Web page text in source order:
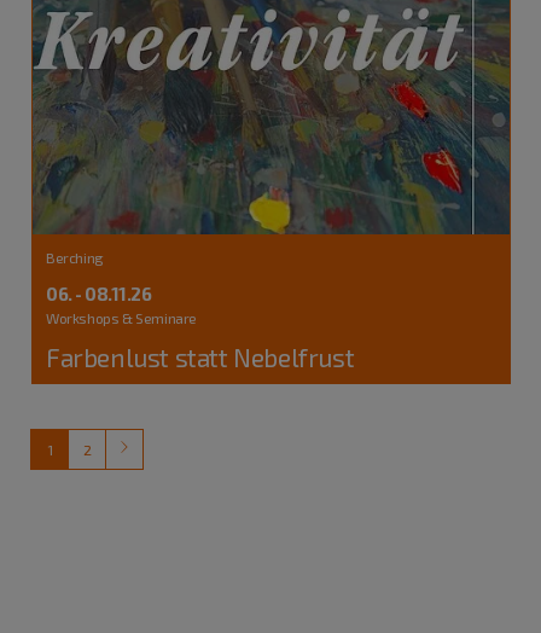
Berching
06. - 08.11.26
Workshops & Seminare
Farbenlust statt Nebelfrust
1 2